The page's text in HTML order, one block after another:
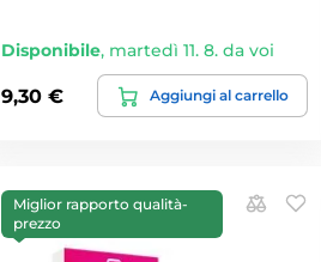
Disponibile, martedì 11. 8. da voi
9,30 € Aggiungi al carrello
Miglior rapporto qualità-
prezzo